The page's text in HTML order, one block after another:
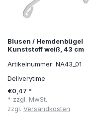
Blusen / Hemdenbügel
Kunststoff weiß, 43 cm
Artikelnummer: NA43_01
Deliverytime
€0,47 *
* zzgl. MwSt.
zzgl. Versandkosten